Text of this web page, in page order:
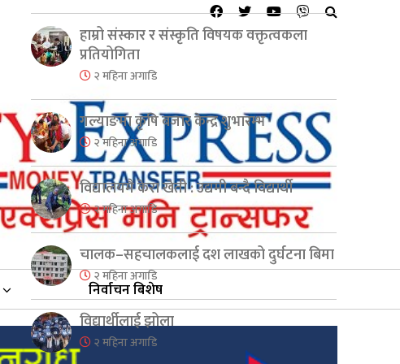
निर्वाचन बिशेष
हाम्रो संस्कार र संस्कृति विषयक वक्तृत्वकला
प्रतियोगिता
२ महिना अगाडि
गल्याङमा कृषि बजार केन्द्र शुभारम्भ
२ महिना अगाडि
विद्यालयमै केरा खेती : उद्यमी बन्दै विद्यार्थी
२ महिना अगाडि
चालक–सहचालकलाई दश लाखको दुर्घटना बिमा
२ महिना अगाडि
विद्यार्थीलाई झोला
२ महिना अगाडि